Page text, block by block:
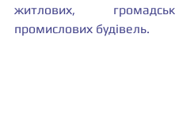
житлових,
промислових будівель.